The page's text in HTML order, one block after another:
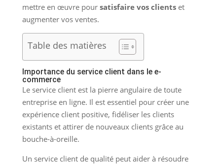
mettre en œuvre pour satisfaire vos clientset
augmenter vos ventes.
Table des matières
Importance du service client dans le e-
commerce
Le service client est la pierre angulaire de toute
entreprise en ligne. Il est essentiel pour créer une
expérience client positive, fidéliser les clients
existants et attirer de nouveaux clients grâce au
bouche-à-oreille.
Un service client de qualité peut aider à résoudre